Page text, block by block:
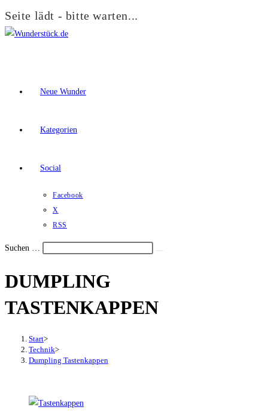
Seite lädt - bitte warten...
Zum
Neue Wunder
Kategorien
Social
Facebook
X
RSS
Suchen …
den
um,
Menü
einzuklappen
DUMPLING
TASTENKAPPEN
Start>
Technik>
Dumpling Tastenkappen